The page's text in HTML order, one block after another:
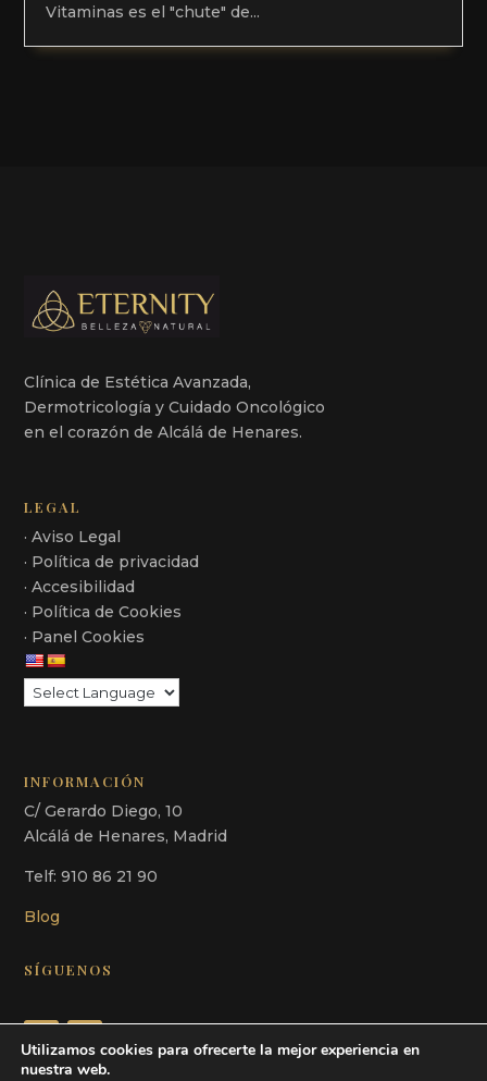
Vitaminas es el "chute" de...
Clínica de Estética Avanzada,
Dermotricología y Cuidado Oncológico
en el corazón de Alcálá de Henares.
LEGAL
· Aviso Legal
· Política de privacidad
· Accesibilidad
· Política de Cookies
· Panel Cookies
INFORMACIÓN
C/ Gerardo Diego, 10
Alcálá de Henares, Madrid
Telf: 910 86 21 90
Blog
SÍGUENOS
Utilizamos cookies para ofrecerte la mejor experiencia en
nuestra web.